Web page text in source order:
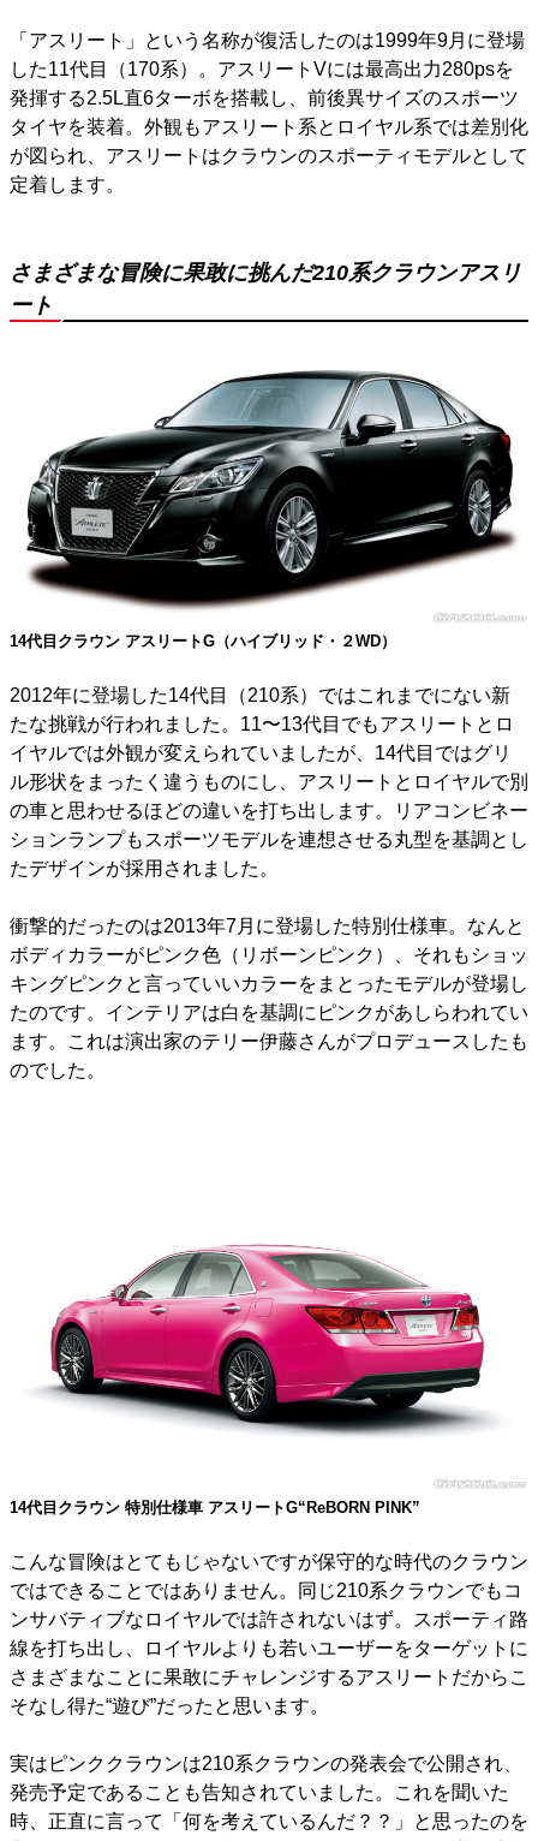
「アスリート」という名称が復活したのは1999年9月に登場
した11代目（170系）。アスリートVには最高出力280psを
発揮する2.5L直6ターボを搭載し、前後異サイズのスポーツ
タイヤを装着。外観もアスリート系とロイヤル系では差別化
が図られ、アスリートはクラウンのスポーティモデルとして
定着します。
さまざまな冒険に果敢に挑んだ210系クラウンアスリ
ート
14代目クラウン アスリートG（ハイブリッド・２WD）
2012年に登場した14代目（210系）ではこれまでにない新
たな挑戦が行われました。11〜13代目でもアスリートとロ
イヤルでは外観が変えられていましたが、14代目ではグリ
ル形状をまったく違うものにし、アスリートとロイヤルで別
の車と思わせるほどの違いを打ち出します。リアコンビネー
ションランプもスポーツモデルを連想させる丸型を基調とし
たデザインが採用されました。
衝撃的だったのは2013年7月に登場した特別仕様車。なんと
ボディカラーがピンク色（リボーンピンク）、それもショッ
キングピンクと言っていいカラーをまとったモデルが登場し
たのです。インテリアは白を基調にピンクがあしらわれてい
ます。これは演出家のテリー伊藤さんがプロデュースしたも
のでした。
14代目クラウン 特別仕様車 アスリートG“ReBORN PINK”
こんな冒険はとてもじゃないですが保守的な時代のクラウン
ではできることではありません。同じ210系クラウンでもコ
ンサバティブなロイヤルでは許されないはず。スポーティ路
線を打ち出し、ロイヤルよりも若いユーザーをターゲットに
さまざまなことに果敢にチャレンジするアスリートだからこ
そなし得た“遊び”だったと思います。
実はピンククラウンは210系クラウンの発表会で公開され、
発売予定であることも告知されていました。これを聞いた
時、正直に言って「何を考えているんだ？？」と思ったのを